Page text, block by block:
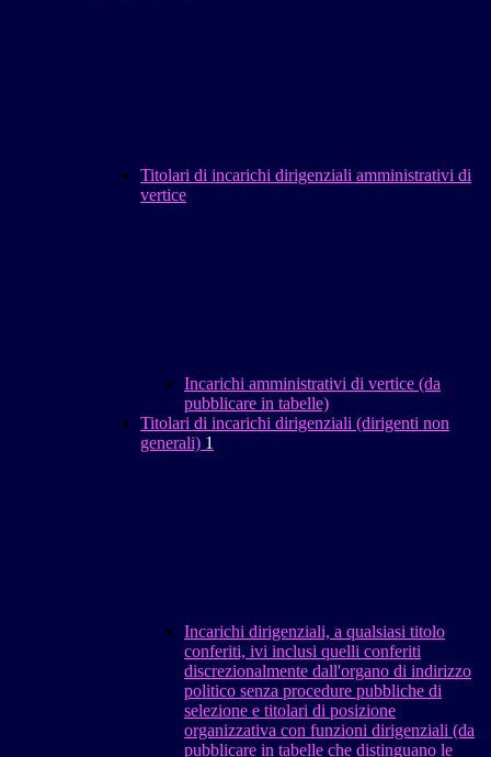
Titolari di incarichi dirigenziali amministrativi di
vertice
Incarichi amministrativi di vertice (da
pubblicare in tabelle)
Titolari di incarichi dirigenziali (dirigenti non
generali) 1
Incarichi dirigenziali, a qualsiasi titolo
conferiti, ivi inclusi quelli conferiti
discrezionalmente dall'organo di indirizzo
politico senza procedure pubbliche di
selezione e titolari di posizione
organizzativa con funzioni dirigenziali (da
pubblicare in tabelle che distinguano le